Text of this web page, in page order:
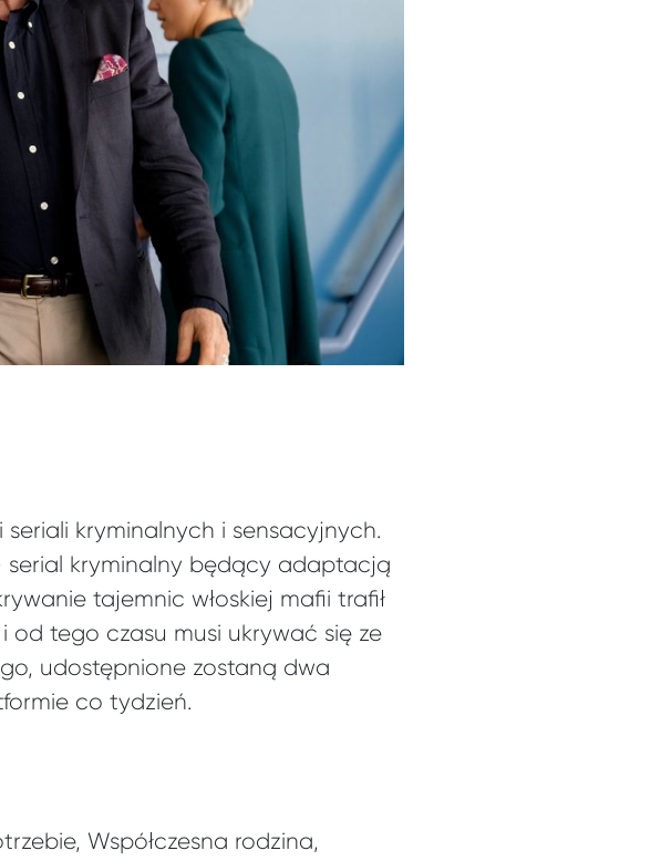
kryminalnych i sensacyjnych.
serial kryminalny będący adaptacją
tajemnic włoskiej mafii trafił
od tego czasu musi ukrywać się ze
udostępnione zostaną dwa
co tydzień.
Współczesna rodzina,